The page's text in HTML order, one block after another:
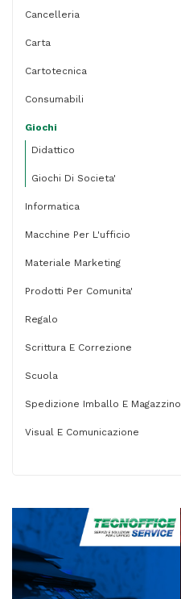
Cancelleria
Carta
Cartotecnica
Consumabili
Giochi
Didattico
Giochi Di Societa'
Informatica
Macchine Per L'ufficio
Materiale Marketing
Prodotti Per Comunita'
Regalo
Scrittura E Correzione
Scuola
Spedizione Imballo E Magazzino
Visual E Comunicazione